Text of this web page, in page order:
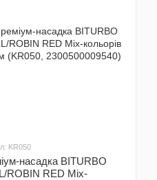
KR050
насадка BITURBO
ROBIN RED Mix-